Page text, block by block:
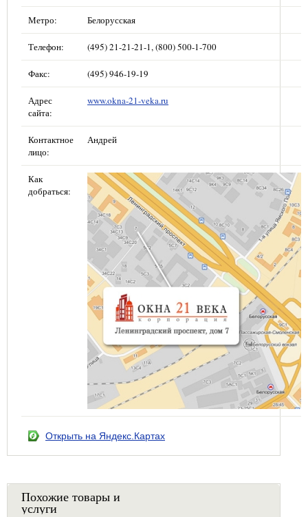
Метро: Белорусская
Телефон: (495) 21-21-21-1, (800) 500-1-700
Факс: (495) 946-19-19
Адрес
сайта:
www.okna-21-veka.ru
Контактное
лицо:
Андрей
Как
добраться:
Открыть на Яндекс.Картах
Похожие товары и
услуги